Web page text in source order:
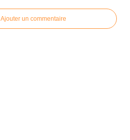
Ajouter un commentaire